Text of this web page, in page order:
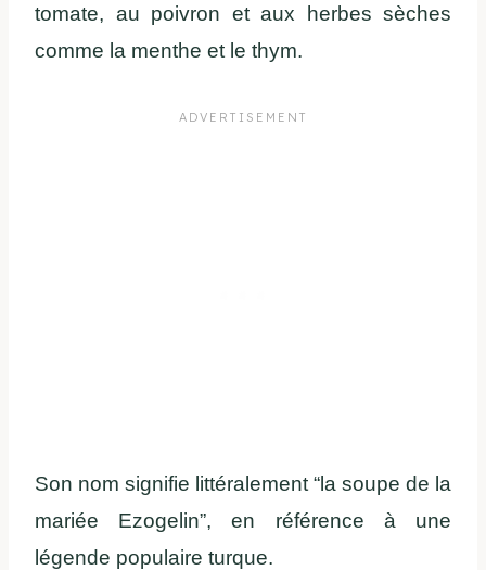
tomate, au poivron et aux herbes sèches
comme la menthe et le thym.
Son nom signifie littéralement “la soupe de la
mariée Ezogelin”, en référence à une
légende populaire turque.